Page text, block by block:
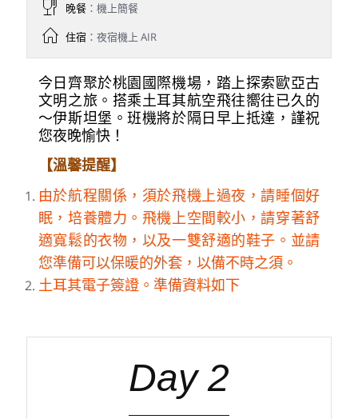
晚餐：機上簡餐
住宿：夜宿機上 AIR
今日齊聚於桃園國際機場，踏上探索歐亞古
文明之旅。搭乘土耳其航空飛往嚮往已久的
～伊斯坦堡。班機將於隔日早上抵達，謹祝
您夜晚愉快！
【溫馨提醒】
由於航程關係，須於飛機上過夜，請睡個好
眠，培養體力。飛機上空間較小，請穿著舒
適寬鬆的衣物，以及一雙舒適的鞋子。並請
您準備可以保暖的外套，以備不時之須。
土耳其電子簽證。準備資料如下
Day 2